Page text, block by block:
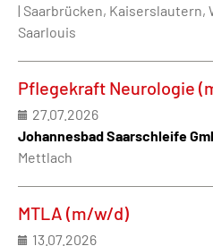
| Saarbrücken, Kaiserslautern,
Saarlouis
Pflegekraft Neurologie
27.07.2026
Johannesbad Saarschleife
Mettlach
MTLA (m/w/d)
13.07.2026